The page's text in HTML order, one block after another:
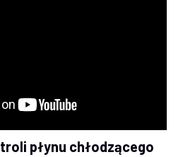
płynu chłodzącego